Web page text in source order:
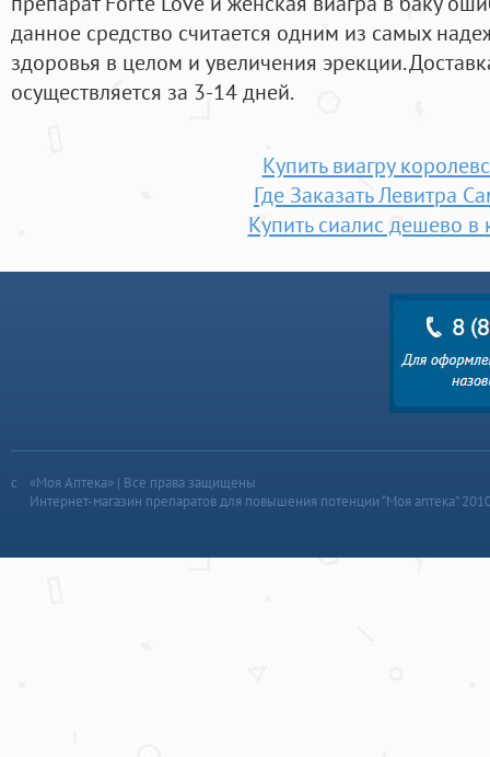
данное средство считается одним из самых
здоровья в целом и увеличения эрекции.
осуществляется за 3-14 дней.
Купить виагру
Где Заказать Левитра
Купить сиалис дешево в
«Моя Аптека» | Все права защищены
Интернет-магазин препаратов для повышения потенции “Моя аптека”